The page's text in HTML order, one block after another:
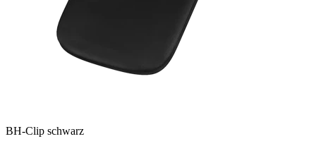
BH-Clip schwarz